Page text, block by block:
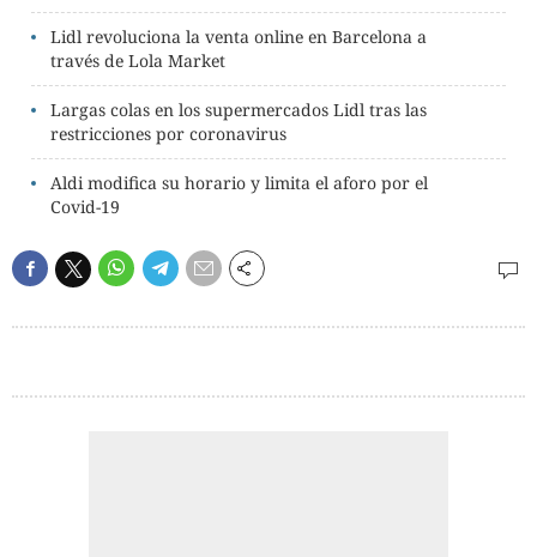
Lidl revoluciona la venta online en Barcelona a
través de Lola Market
Largas colas en los supermercados Lidl tras las
restricciones por coronavirus
Aldi modifica su horario y limita el aforo por el
Covid-19